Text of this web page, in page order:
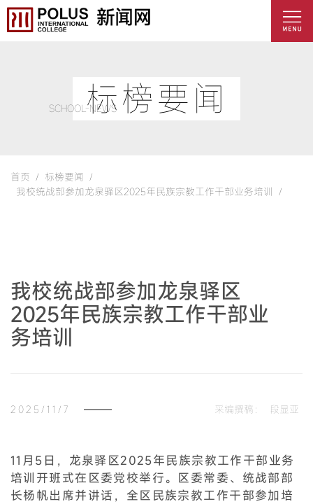
SCHOOL-NEWS标榜要闻
首页 / 标榜要闻 /
我校统战部参加龙泉驿区2025年民族宗教工作干部业务培训 /
我校统战部参加龙泉驿区
2025年民族宗教工作干部业
务培训
2025/11/7 采编撰稿： 段显亚
11月5日，龙泉驿区2025年民族宗教工作干部业务
培训开班式在区委党校举行。区委常委、统战部部
长杨帆出席并讲话，全区民族宗教工作干部参加培